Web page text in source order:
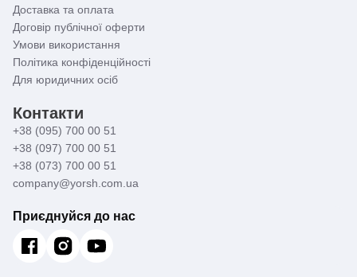
Доставка та оплата
Договір публічної оферти
Умови використання
Політика конфіденційності
Для юридичних осіб
Контакти
+38 (095) 700 00 51
+38 (097) 700 00 51
+38 (073) 700 00 51
company@yorsh.com.ua
Приєднуйся до нас